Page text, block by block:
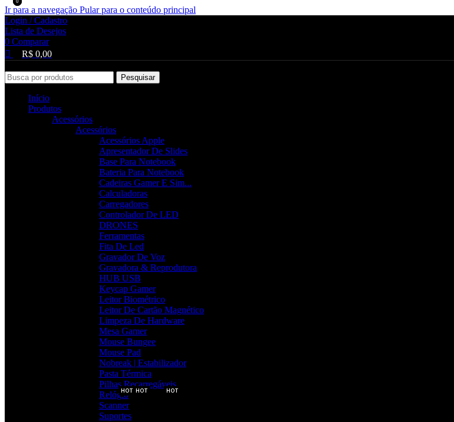
Ir para a navegação Pular para o conteúdo principal
Login / Cadastro
Lista de Desejos
0 Comparar
R$ 0,00
Pesquisar
Início
Produtos
Acessórios
Acessórios
Acessórios Apple
Apresentador De Slides
Base Para Notebook
HOT
Bateria Para Notebook
Cadeiras Gamer E Sim...
Calculadoras
Carregadores
Controlador De LED
DRONES
Ferramentas
Fita De Led
Gravador De Voz
Gravadora & Reprodutora
HUB USB
Keycap Gamer
Leitor Biométrico
Leitor De Cartão Magnético
Limpeza De Hardware
Mesa Gamer
Mouse Bungee
Mouse Pad
Nobreak | Estabilizador
Pasta Térmica
Pilhas Recarregáveis
Relógio
Scanner
Suportes
HOT HOT
0
0